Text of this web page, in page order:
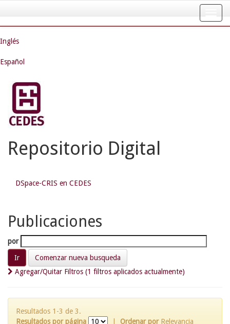
navigation
Inglés
Español
Repositorio Digital
DSpace-CRIS en CEDES
Publicaciones
por
Comenzar nueva busqueda
Agregar/Quitar Filtros (1 filtros aplicados actualmente)
Resultados 1-3 de 3.
Resultados por página
Ordenar por Relevancia